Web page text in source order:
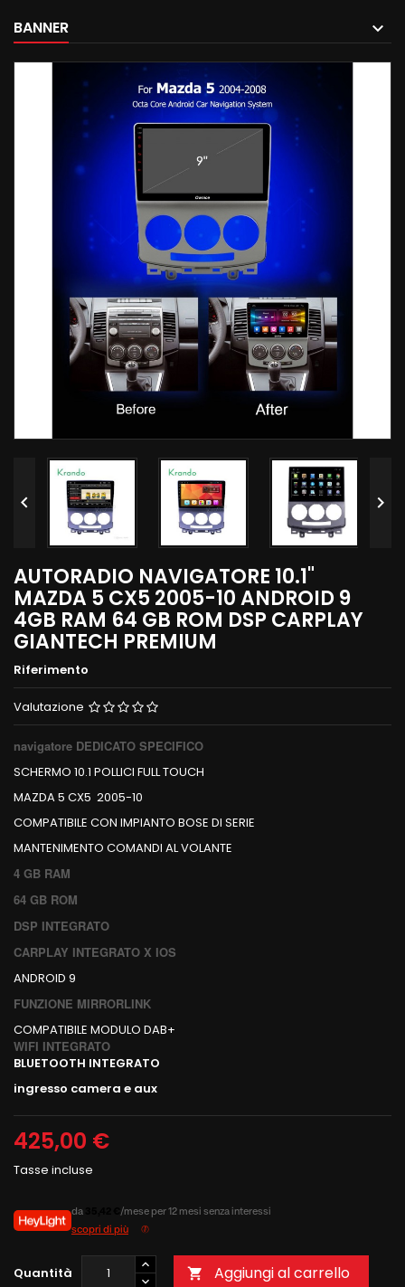
BANNER
 
AUTORADIO NAVIGATORE 10.1"
MAZDA 5 CX5 2005-10 ANDROID 9
4GB RAM 64 GB ROM DSP CARPLAY
GIANTECH PREMIUM
Riferimento
Valutazione
navigatore DEDICATO SPECIFICO
SCHERMO 10.1 POLLICI FULL TOUCH
MAZDA 5 CX5 2005-10
COMPATIBILE CON IMPIANTO BOSE DI SERIE
MANTENIMENTO COMANDI AL VOLANTE
4 GB RAM
64 GB ROM
DSP INTEGRATO
CARPLAY INTEGRATO X IOS
ANDROID 9
FUNZIONE MIRRORLINK
COMPATIBILE MODULO DAB+
WIFI INTEGRATO
BLUETOOTH INTEGRATO
ingresso camera e aux
425,00 €
Tasse incluse
da
/mese per 12 mesi senza interessi
scopri di più
Quantità  Aggiungi al carrello